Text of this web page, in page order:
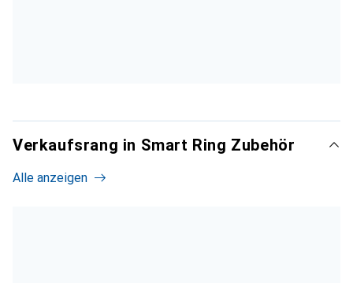
Verkaufsrang in Smart Ring Zubehör
Alle anzeigen